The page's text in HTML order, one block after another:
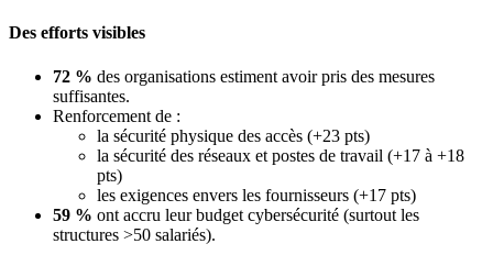
Des efforts visibles
72 % des organisations estiment avoir pris des mesures
suffisantes.
Renforcement de :
la sécurité physique des accès (+23 pts)
la sécurité des réseaux et postes de travail (+17 à +18
pts)
les exigences envers les fournisseurs (+17 pts)
59 % ont accru leur budget cybersécurité (surtout les
structures >50 salariés).